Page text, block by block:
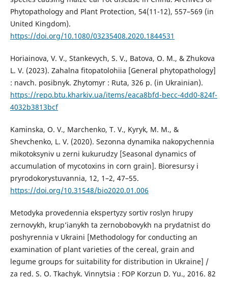
Phytopathology and Plant Protection, 54(11-12), 557–569 (in
United Kingdom).
https://doi.org/10.1080/03235408.2020.1844531
Horiainova, V. V., Stankevych, S. V., Batova, O. M., & Zhukova
L. V. (2023). Zahalna fitopatolohiia [General phytopathology]
: navch. posibnyk. Zhytomyr : Ruta, 326 р. (in Ukrainian).
https://repo.btu.kharkiv.ua/items/eaca8bfd-becc-4dd0-824f-
4032b3813bcf
Kaminska, O. V., Marchenko, T. V., Kyryk, M. M., &
Shevchenko, L. V. (2020). Sezonna dynamika nakopychennia
mikotoksyniv u zerni kukurudzy [Seasonal dynamics of
accumulation of mycotoxins in corn grain]. Bioresursy i
pryrodokorystuvannia, 12, 1–2, 47–55.
https://doi.org/10.31548/bio2020.01.006
Metodyka provedennia ekspertyzy sortiv roslyn hrupy
zernovykh, krup’ianykh ta zernobobovykh na prydatnist do
poshyrennia v Ukraini [Methodology for conducting an
examination of plant varieties of the cereal, grain and
legume groups for suitability for distribution in Ukraine] /
za red. S. O. Tkachyk. Vinnytsia : FOP Korzun D. Yu., 2016. 82